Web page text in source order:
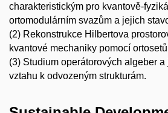
charakteristickým pro kvantově-
ortomodulárním svazům a jejich
(2) Rekonstrukce Hilbertova
kvantové mechaniky pomocí
(3) Studium operátorových algeber
vztahu k odvozeným strukturám.